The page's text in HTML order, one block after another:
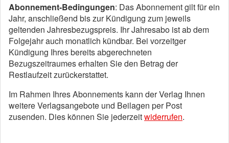
Abonnement-Bedingungen: Das Abonnement gilt für ein
Jahr, anschließend bis zur Kündigung zum jeweils
geltenden Jahresbezugspreis. Ihr Jahresabo ist ab dem
Folgejahr auch monatlich kündbar. Bei vorzeitger
Kündigung Ihres bereits abgerechneten
Bezugszeitraumes erhalten Sie den Betrag der
Restlaufzeit zurückerstattet.
Im Rahmen Ihres Abonnements kann der Verlag Ihnen
weitere Verlagsangebote und Beilagen per Post
zusenden. Dies können Sie jederzeitwiderrufen.